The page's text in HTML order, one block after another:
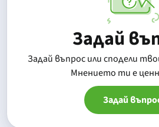
Задай
Задай въпрос или сподели
Mнението ти е
Задай